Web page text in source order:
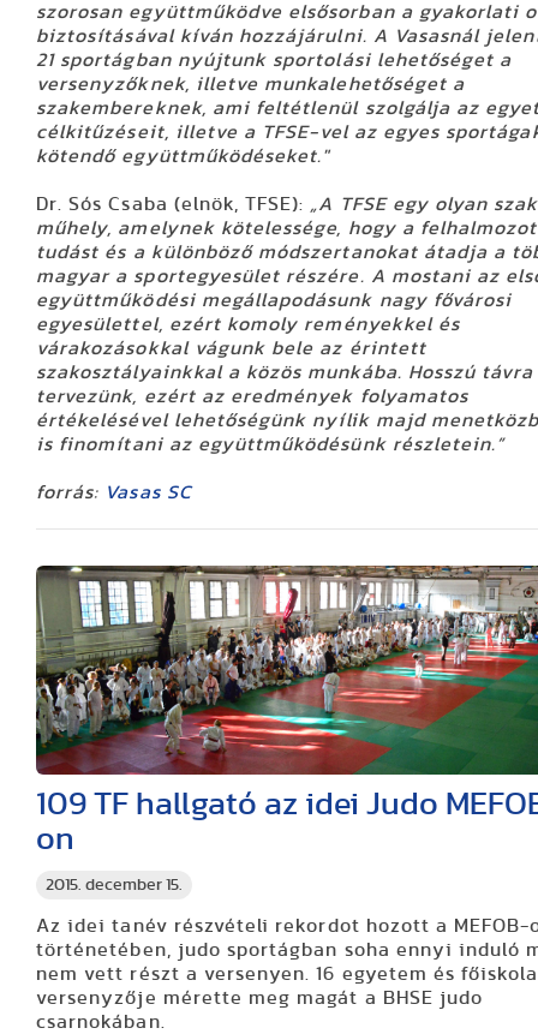
szorosan együttműködve elsősorban a gyakorlati oldal
biztosításával kíván hozzájárulni. A Vasasnál jelenleg
21 sportágban nyújtunk sportolási lehetőséget a
versenyzőknek, illetve munkalehetőséget a
szakembereknek, ami feltétlenül szolgálja az egyetem
célkitűzéseit, illetve a TFSE-vel az egyes sportágakban
kötendő együttműködéseket."
Dr. Sós Csaba (elnök, TFSE): „A TFSE egy olyan szakmai
műhely, amelynek kötelessége, hogy a felhalmozott
tudást és a különböző módszertanokat átadja a
magyar a sportegyesület részére. A mostani az első
együttműködési megállapodásunk nagy fővárosi
egyesülettel, ezért komoly reményekkel és
várakozásokkal vágunk bele az érintett
szakosztályainkkal a közös munkába. Hosszú távra
tervezünk, ezért az eredmények folyamatos
értékelésével lehetőségünk nyílik majd
is finomítani az együttműködésünk részletein.”
forrás: Vasas SC
2015. december 15.
109 TF hallgató az idei Judo
on
Az idei tanév részvételi rekordot hozott a MEFOB-
történetében, judo sportágban soha ennyi induló
nem vett részt a versenyen. 16 egyetem és
versenyzője mérette meg magát a BHSE judo
csarnokában.